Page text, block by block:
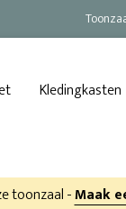
Kledingkasten
toonzaal -Maak